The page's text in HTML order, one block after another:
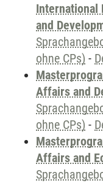
International
and
ohne CPs) -
Affairs and
ohne CPs) -
Affairs and